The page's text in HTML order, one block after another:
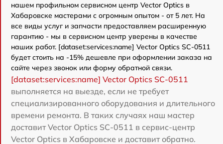
нашем профильном сервисном центр Vector Optics в
Хабаровске мастерами с огромным опытом - от 5 лет. На
все виды услуг и запчасти предоставляем расширенную
гарантию - мы в сервисном центр уверены в качестве
наших работ. [dataset:services:name] Vector Optics SC-0511
будет стоить на -15% дешевле при оформлении заказа на
сайте через звонок или форму обратной связи.
[dataset:services:name] Vector Optics SC-0511
выполняется на выезде, если не требует
специализированного оборудования и длительного
времени ремонта. В таких случаях наш мастер
доставит Vector Optics SC-0511 в сервис-центр
Vector Optics в Хабаровске и доставит обратно.